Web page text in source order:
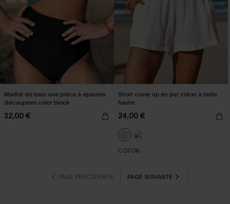
Maillot de bain une pièce à épaules
découpées color block
32,00 €
Short cover up en pur coton à taille
haute
24,00 €
COTON
PAGE PRÉCÉDENTE PAGE SUIVANTE